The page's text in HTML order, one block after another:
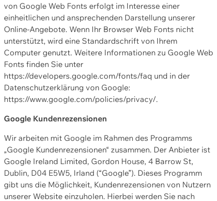
von Google Web Fonts erfolgt im Interesse einer
einheitlichen und ansprechenden Darstellung unserer
Online-Angebote. Wenn Ihr Browser Web Fonts nicht
unterstützt, wird eine Standardschrift von Ihrem
Computer genutzt. Weitere Informationen zu Google Web
Fonts finden Sie unter
https://developers.google.com/fonts/faq und in der
Datenschutzerklärung von Google:
https://www.google.com/policies/privacy/.
Google Kundenrezensionen
Wir arbeiten mit Google im Rahmen des Programms
„Google Kundenrezensionen“ zusammen. Der Anbieter ist
Google Ireland Limited, Gordon House, 4 Barrow St,
Dublin, D04 E5W5, Irland (“Google”). Dieses Programm
gibt uns die Möglichkeit, Kundenrezensionen von Nutzern
unserer Website einzuholen. Hierbei werden Sie nach